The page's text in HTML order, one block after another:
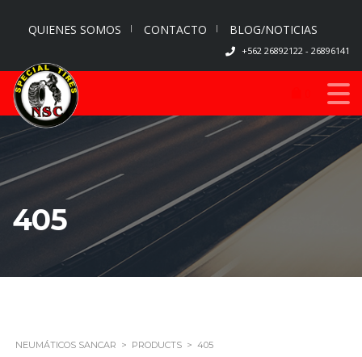
QUIENES SOMOS CONTACTO BLOG/NOTICIAS
+562 26892122 - 26896141
405
NEUMÁTICOS SANCAR > PRODUCTS > 405